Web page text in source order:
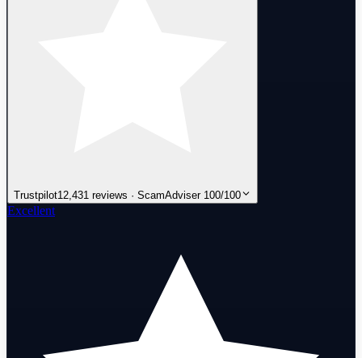
Trustpilot12,431 reviews · ScamAdviser 100/100
Excellent